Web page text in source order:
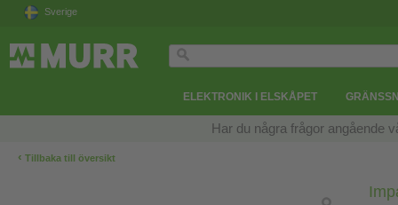
Sverige
ELEKTRONIK I ELSKÅPET
Har du några frågor angående
‹ Tillbaka till översikt